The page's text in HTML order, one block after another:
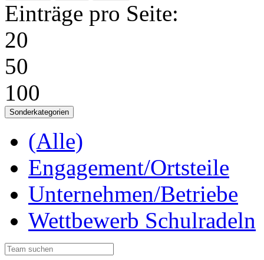
Einträge pro Seite:
20
50
100
Sonderkategorien
(Alle)
Engagement/Ortsteile
Unternehmen/Betriebe
Wettbewerb Schulradeln